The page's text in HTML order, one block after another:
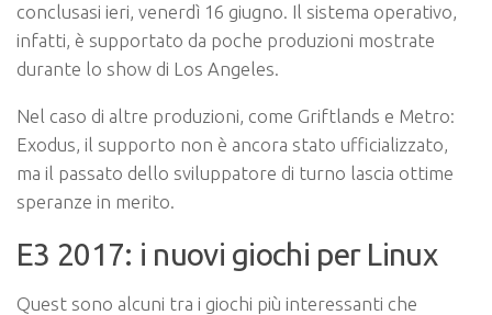
conclusasi ieri, venerdì 16 giugno. Il sistema operativo,
infatti, è supportato da poche produzioni mostrate
durante lo show di Los Angeles.
Nel caso di altre produzioni, come Griftlands e Metro:
Exodus, il supporto non è ancora stato ufficializzato,
ma il passato dello sviluppatore di turno lascia ottime
speranze in merito.
E3 2017: i nuovi giochi per Linux
Quest sono alcuni tra i giochi più interessanti che